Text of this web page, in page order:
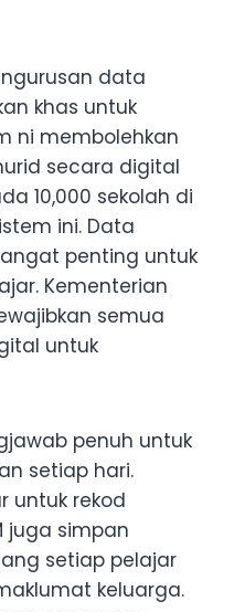
data
khas untuk
ni membolehkan
secara digital
10,000 sekolah di
ini. Data
penting untuk
Kementerian
semua
untuk
penuh untuk
setiap hari.
untuk rekod
juga simpan
setiap pelajar
keluarga.